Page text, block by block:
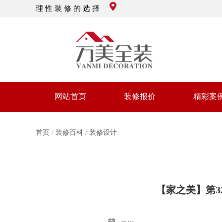
理 性 装 修 的 选 择
网站首页 装修报价 精彩案
首页 / 装修百科 / 装修设计
【家之美】第